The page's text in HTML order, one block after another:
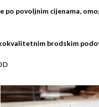
po povoljnim cijenama,
brodskim